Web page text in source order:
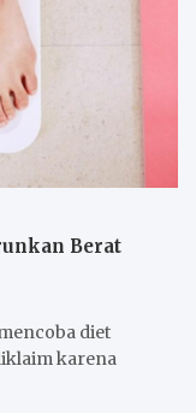
Berat
diet
karena